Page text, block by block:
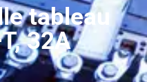
tableau
32A